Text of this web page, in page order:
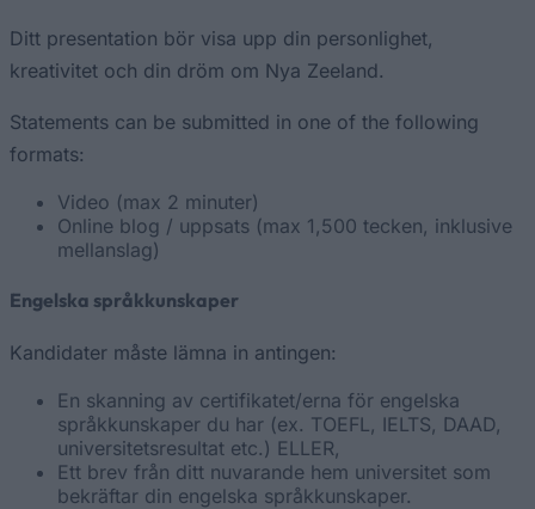
Ditt presentation bör visa upp din personlighet,
kreativitet och din dröm om Nya Zeeland.
Statements can be submitted in one of the following
formats:
Video (max 2 minuter)
Online blog / uppsats (max 1,500 tecken, inklusive
mellanslag)
Engelska språkkunskaper
Kandidater måste lämna in antingen:
En skanning av certifikatet/erna för engelska
språkkunskaper du har (ex. TOEFL, IELTS, DAAD,
universitetsresultat etc.) ELLER,
Ett brev från ditt nuvarande hem universitet som
bekräftar din engelska språkkunskaper.